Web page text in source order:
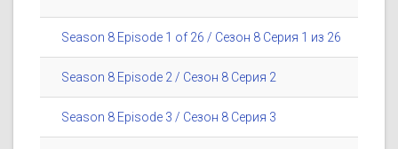
Season 8 Episode 1 of 26 / Сезон 8 Серия 1 из 26
Season 8 Episode 2 / Сезон 8 Серия 2
Season 8 Episode 3 / Сезон 8 Серия 3